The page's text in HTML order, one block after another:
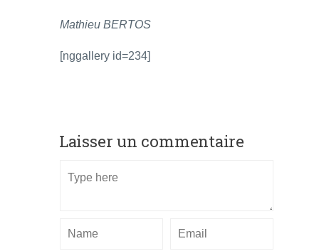
Mathieu BERTOS
[nggallery id=234]
Laisser un commentaire